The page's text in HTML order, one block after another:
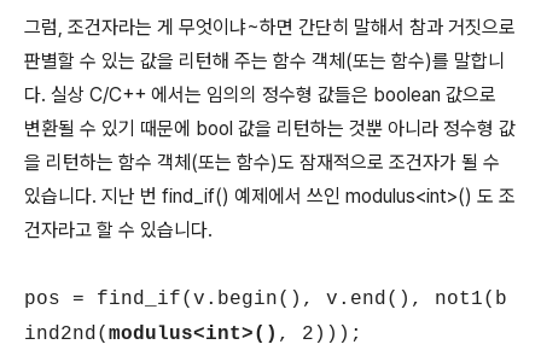
그럼, 조건자라는 게 무엇이냐~하면 간단히 말해서 참과 거짓으로
판별할 수 있는 값을 리턴해 주는 함수 객체(또는 함수)를 말합니
다. 실상 C/C++ 에서는 임의의 정수형 값들은 boolean 값으로
변환될 수 있기 때문에 bool 값을 리턴하는 것뿐 아니라 정수형 값
을 리턴하는 함수 객체(또는 함수)도 잠재적으로 조건자가 될 수
있습니다. 지난 번 find_if() 예제에서 쓰인 modulus<int>() 도 조
건자라고 할 수 있습니다.
pos = find_if(v.begin(), v.end(), not1(b
ind2nd( modulus<int>() , 2)));